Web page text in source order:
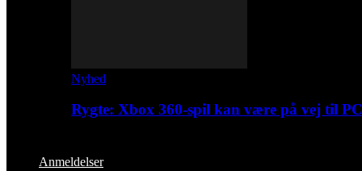
Nyhed
Rygte: Xbox 360-spil kan være på vej til PC
Anmeldelser